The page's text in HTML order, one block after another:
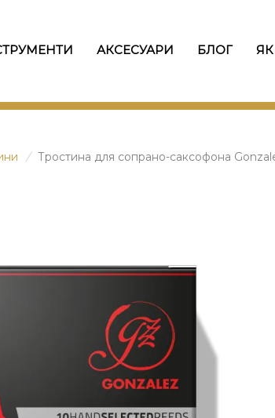
АКСЕСУАРИ БЛОГ
/ Тростина для сопрано-саксофона